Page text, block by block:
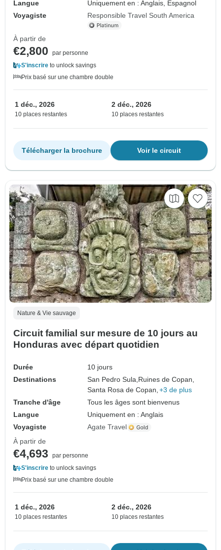
Langue
Uniquement en : Anglais, Espagnol
Voyagiste
Responsible Travel South America
À partir de
€2,800
par personne
S'inscrire to unlock savings
Prix basé sur une chambre double
1 déc., 2026
10 places restantes
2 déc., 2026
10 places restantes
Voir le circuit
Télécharger la brochure
Nature & Vie sauvage
Circuit familial sur mesure de 10 jours au
Honduras avec départ quotidien
Durée
10 jours
Destinations
San Pedro Sula,Ruines de Copan,
Santa Rosa de Copan, +3 de plus
Tranche d'âge
Tous les âges sont bienvenus
Langue
Uniquement en : Anglais
Voyagiste
Agate Travel
À partir de
€4,693
par personne
S'inscrire to unlock savings
Prix basé sur une chambre double
1 déc., 2026
10 places restantes
2 déc., 2026
10 places restantes